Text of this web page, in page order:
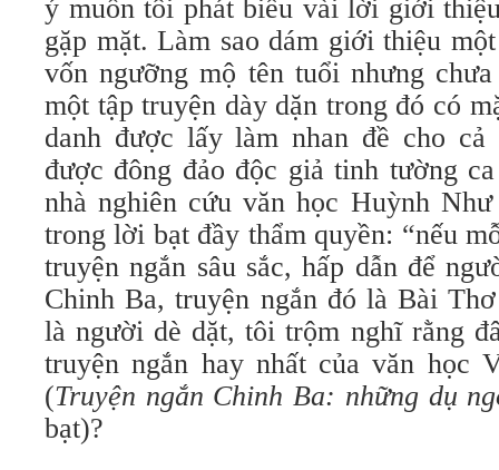
ý muốn tôi phát biểu vài lời giới
gặp mặt. Làm sao dám giới thiệu
vốn ngưỡng mộ tên tuổi nhưng
một tập truyện dày dặn trong đó có
danh được lấy làm nhan đề cho cả
được đông đảo độc giả tinh tường
nhà nghiên cứu văn học Huỳnh
trong lời bạt đầy thẩm quyền: “nếu
truyện ngắn sâu sắc, hấp dẫn để
Chinh Ba, truyện ngắn đó là Bài
là người dè dặt, tôi trộm nghĩ rằng
truyện ngắn hay nhất của văn học
(Truyện ngắn Chinh Ba: những dụ
bạt)?